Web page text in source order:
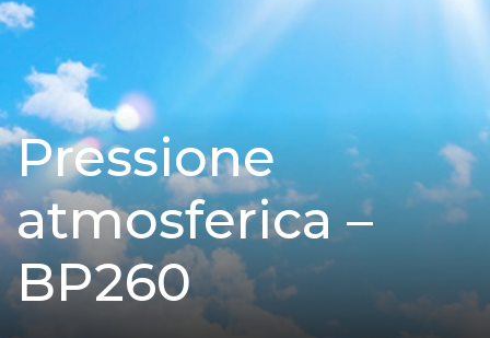
Pressione
atmosferica –
BP260